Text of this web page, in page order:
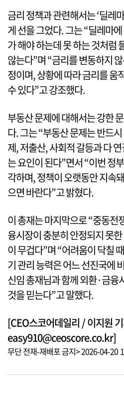
금리 정책과 관련해서는 ‘딜레
게 선을 그었다. 그는 “딜레마
가 해야 하는데 못 하는 것처럼
않는다”며 “금리를 변동하지
정이며, 상황에 따라 금리를 움
수 있다”고 강조했다.
부동산 문제에 대해서는 강한
다. 그는 “부동산 문제는 반드
제, 저출산, 사회적 갈등과 다
는 요인이 된다”면서 “이번 정
각하며, 정책이 오랫동안 지속
으면 바란다”고 밝혔다.
이 총재는 마지막으로 “중동전
융시장이 충분히 안정되지 못
이 무겁다”며 “어려움이 닥칠
기 관리 능력은 어느 선진국에
신임 총재님과 함께 외환·금융
것을 믿는다”고 말했다.
[CEO스코어데일리 / 이지원
easy910@ceoscore.co.kr]
무단 전재-재배포 금지> 2026-04-20